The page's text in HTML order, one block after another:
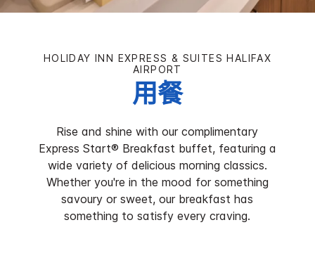
HOLIDAY INN EXPRESS & SUITES HALIFAX
AIRPORT
用餐
Rise and shine with our complimentary
Express Start® Breakfast buffet, featuring a
wide variety of delicious morning classics.
Whether you're in the mood for something
savoury or sweet, our breakfast has
something to satisfy every craving.